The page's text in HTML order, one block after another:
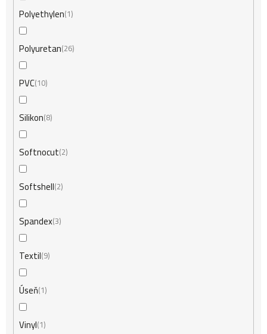
Polyethylen 1
Polyuretan 26
PVC 10
Silikon 8
Softnocut 2
Softshell 2
Spandex3
Textil 9
Úseň 1
Vinyl 1